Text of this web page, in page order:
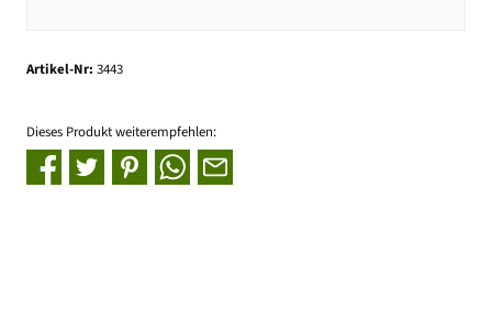
Artikel-Nr: 3443
Dieses Produkt weiterempfehlen: